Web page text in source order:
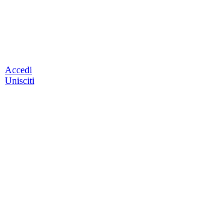
Accedi
Unisciti